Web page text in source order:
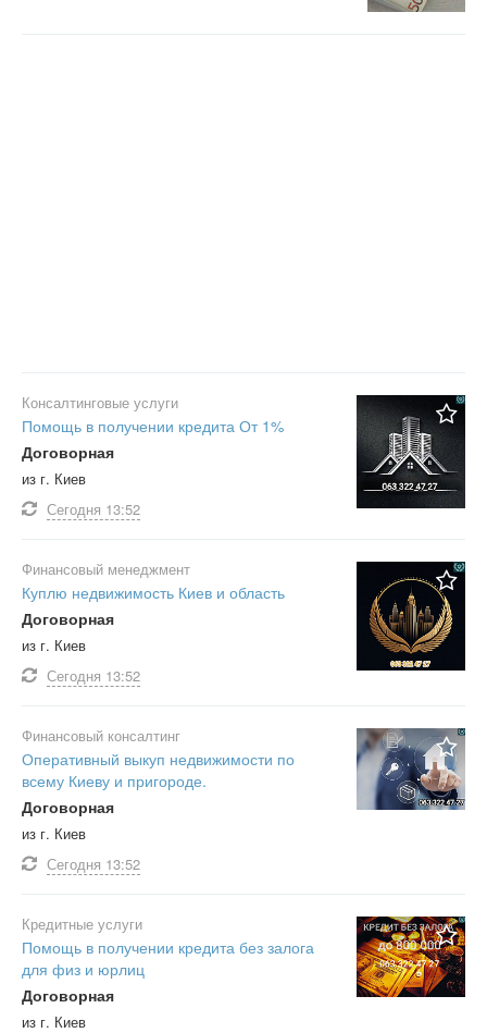
Консалтинговые услуги
Помощь в получении кредита От 1%
Договорная
из г. Киев
Сегодня 13:52
Финансовый менеджмент
Куплю недвижимость Киев и область
Договорная
из г. Киев
Сегодня 13:52
Финансовый консалтинг
Оперативный выкуп недвижимости по
всему Киеву и пригороде.
Договорная
из г. Киев
Сегодня 13:52
Кредитные услуги
Помощь в получении кредита без залога
для физ и юрлиц
Договорная
из г. Киев